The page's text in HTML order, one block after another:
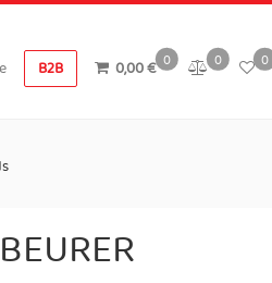
0
0,00 € 0 0
B2B